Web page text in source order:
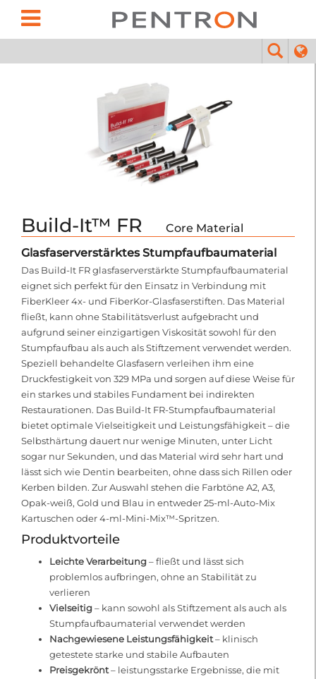
Build-It™ FR
Core Material
Glasfaserverstärktes Stumpfaufbaumaterial
Das Build-It FR glasfaserverstärkte Stumpfaufbaumaterial
eignet sich perfekt für den Einsatz in Verbindung mit
FiberKleer 4x- und FiberKor-Glasfaserstiften. Das Material
fließt, kann ohne Stabilitätsverlust aufgebracht und
aufgrund seiner einzigartigen Viskosität sowohl für den
Stumpfaufbau als auch als Stiftzement verwendet werden.
Speziell behandelte Glasfasern verleihen ihm eine
Druckfestigkeit von 329 MPa und sorgen auf diese Weise für
ein starkes und stabiles Fundament bei indirekten
Restaurationen. Das Build-It FR-Stumpfaufbaumaterial
bietet optimale Vielseitigkeit und Leistungsfähigkeit – die
Selbsthärtung dauert nur wenige Minuten, unter Licht
sogar nur Sekunden, und das Material wird sehr hart und
lässt sich wie Dentin bearbeiten, ohne dass sich Rillen oder
Kerben bilden. Zur Auswahl stehen die Farbtöne A2, A3,
Opak-weiß, Gold und Blau in entweder 25-ml-Auto-Mix
Kartuschen oder 4-ml-Mini-Mix™-Spritzen.
Produktvorteile
Leichte Verarbeitung– fließt und lässt sich
problemlos aufbringen, ohne an Stabilität zu
verlieren
Vielseitig– kann sowohl als Stiftzement als auch als
Stumpfaufbaumaterial verwendet werden
Nachgewiesene Leistungsfähigkeit– klinisch
getestete starke und stabile Aufbauten
Preisgekrönt– leistungsstarke Ergebnisse, die mit